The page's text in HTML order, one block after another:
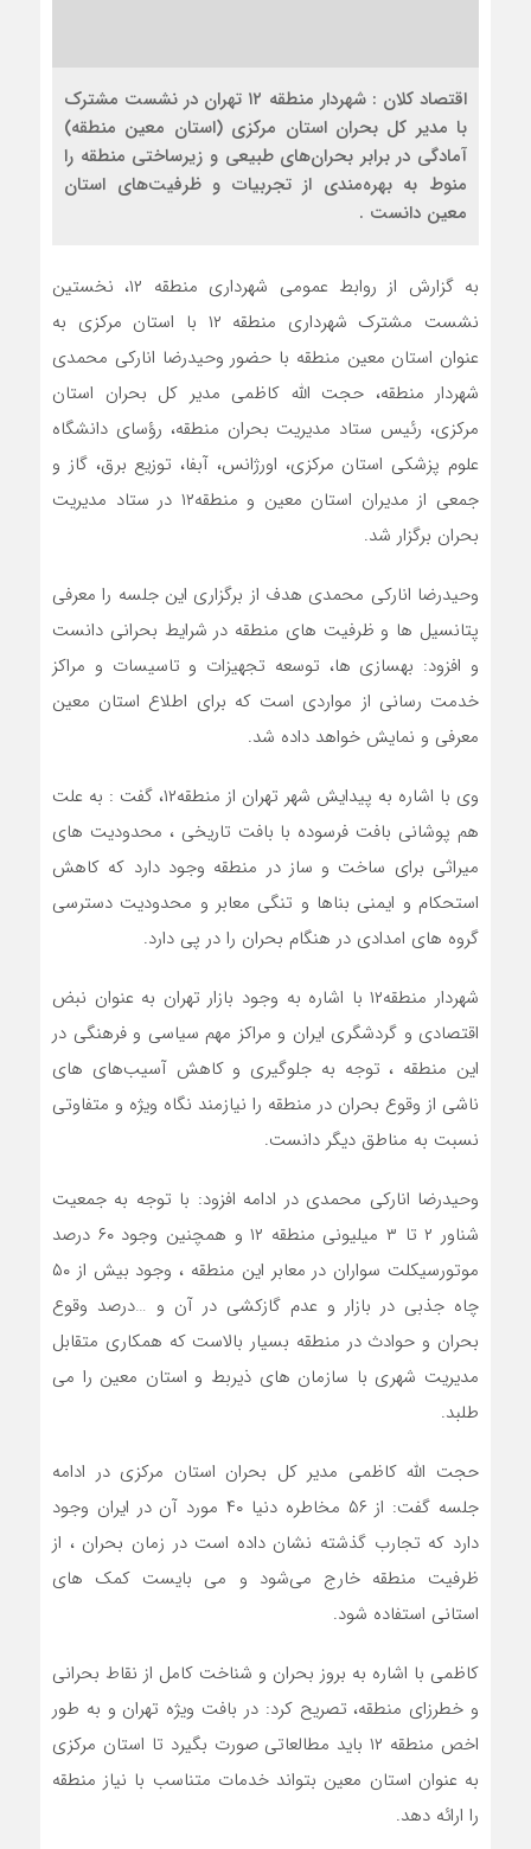
اقتصاد کلان : شهردار منطقه ۱۲ تهران در نشست مشترک
با مدیر کل بحران استان مرکزی (استان معین منطقه)
آمادگی در برابر بحران‌های طبیعی و زیرساختی منطقه را
منوط به بهره‌مندی از تجربیات و ظرفیت‌های استان
معین دانست .
به گزارش از روابط عمومی شهرداری منطقه ۱۲، نخستین
نشست مشترک شهرداری منطقه ۱۲ با استان مرکزی به
عنوان استان معین منطقه با حضور وحیدرضا انارکی محمدی
شهردار منطقه، حجت الله کاظمی مدیر کل بحران استان
مرکزی، رئیس ستاد مدیریت بحران منطقه، رؤسای دانشگاه
علوم پزشکی استان مرکزی، اورژانس، آبفا، توزیع برق، گاز و
جمعی از مدیران استان معین و منطقه۱۲ در ستاد مدیریت
بحران برگزار شد.
وحیدرضا انارکی محمدی هدف از برگزاری این جلسه را معرفی
پتانسیل ها و ظرفیت های منطقه در شرایط بحرانی دانست
و افزود: بهسازی ها، توسعه تجهیزات و تاسیسات و مراکز
خدمت رسانی از مواردی است که برای اطلاع استان معین
معرفی و نمایش خواهد داده شد.
وی با اشاره به پیدایش شهر تهران از منطقه۱۲، گفت : به علت
هم پوشانی بافت فرسوده با بافت تاریخی ، محدودیت های
میراثی برای ساخت و ساز در منطقه وجود دارد که کاهش
استحکام و ایمنی بناها و تنگی معابر و محدودیت دسترسی
گروه های امدادی در هنگام بحران را در پی دارد.
شهردار منطقه۱۲ با اشاره به وجود بازار تهران به عنوان نبض
اقتصادی و گردشگری ایران و مراکز مهم سیاسی و فرهنگی در
این منطقه ، توجه به جلوگیری و کاهش آسیب‌های های
ناشی از وقوع بحران در منطقه را نیازمند نگاه ویژه و متفاوتی
نسبت به مناطق دیگر دانست.
وحیدرضا انارکی محمدی در ادامه افزود: با توجه به جمعیت
شناور ۲ تا ۳ میلیونی منطقه ۱۲ و همچنین وجود ۶۰ درصد
موتورسیکلت سواران در معابر این منطقه ، وجود بیش از ۵۰
چاه جذبی در بازار و عدم گازکشی در آن و …درصد وقوع
بحران و حوادث در منطقه بسیار بالاست که همکاری متقابل
مدیریت شهری با سازمان های ذیربط و استان معین را می
طلبد.
حجت الله کاظمی مدیر کل بحران استان مرکزی در ادامه
جلسه گفت: از ۵۶ مخاطره دنیا ۴۰ مورد آن در ایران وجود
دارد که تجارب گذشته نشان داده است در زمان بحران ، از
ظرفیت منطقه خارج می‌شود و می بایست کمک های
استانی استفاده شود.
کاظمی با اشاره به بروز بحران و شناخت کامل از نقاط بحرانی
و خطرزای منطقه، تصریح کرد: در بافت ویژه تهران و به طور
اخص منطقه ۱۲ باید مطالعاتی صورت بگیرد تا استان مرکزی
به عنوان استان معین بتواند خدمات متناسب با نیاز منطقه
را ارائه دهد.